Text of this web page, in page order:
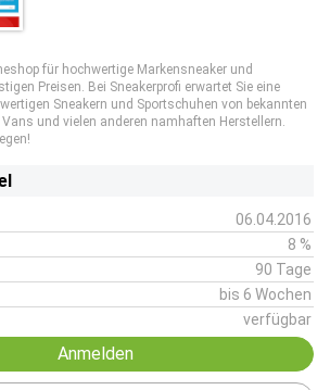
für hochwertige Markensneaker und
Preisen. Bei Sneakerprofi erwartet Sie eine
Sneakern und Sportschuhen von bekannten
Vans und vielen anderen namhaften Herstellern.
06.04.2016
8 %
90 Tage
bis 6 Wochen
verfügbar
Anmelden